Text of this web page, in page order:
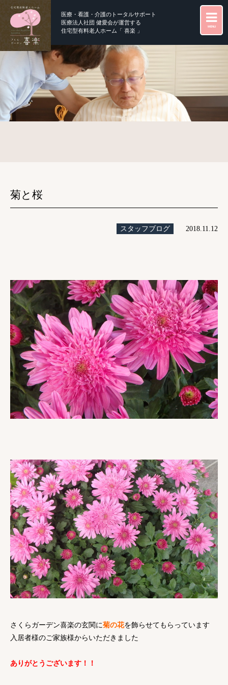
MENU
医療・看護・介護のトータルサポート
医療法人社団 健愛会が運営する
住宅型有料老人ホーム「 喜楽 」
菊と桜
スタッフブログ 2018.11.12
さくらガーデン喜楽の玄関に菊の花を飾らせてもらっています
入居者様のご家族様からいただきました
ありがとうございます！！